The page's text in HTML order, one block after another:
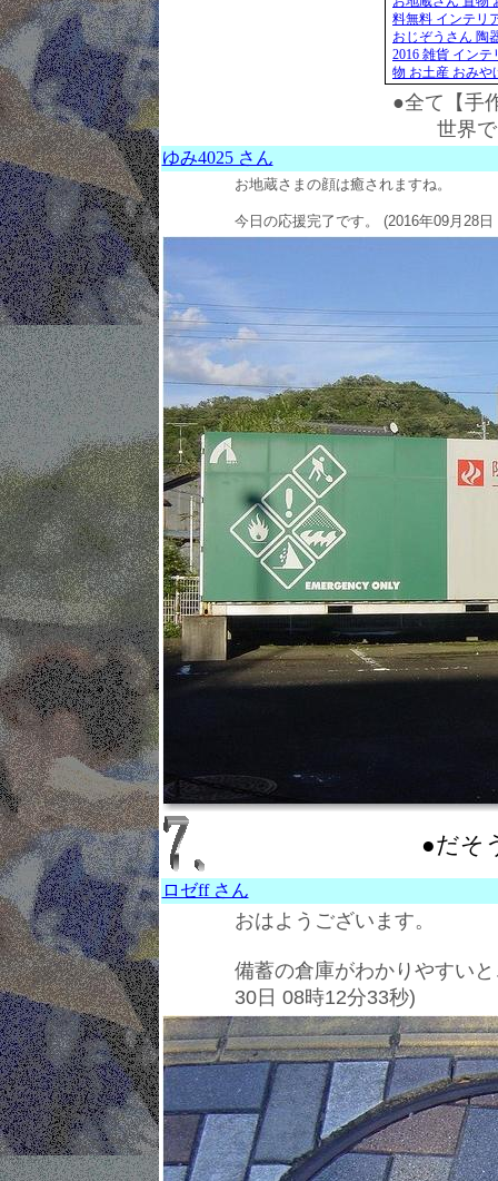
料無料 インテリ
おじぞうさん 陶
2016 雑貨 イン
物 お土産 おみや
●全て【手
世界
ゆみ4025 さん
お地蔵さまの顔は癒されますね。
今日の応援完了です。 (2016年09月28日
●だそ
ロゼff さん
おはようございます。
備蓄の倉庫がわかりやすい
30日 08時12分33秒)